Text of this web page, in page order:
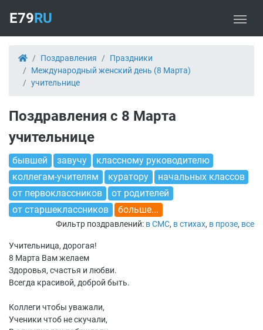
E79RU
Поздравления
Праздники
Международный женский день (8 Марта)
учительнице
Поздравления с 8 Марта
учительнице
бывшей завучу
классному руководителю
коллегам-учителям
куратору
начальных классов
от первоклассников
от родителей
от старшеклассников
больше...
Фильтр поздравлений: в СМС, в стихах, в прозе, все
Учительница, дорогая!
8 Марта Вам желаем
Здоровья, счастья и любви.
Всегда красивой, доброй быть.
Коллеги чтобы уважали,
Ученики чтоб не скучали,